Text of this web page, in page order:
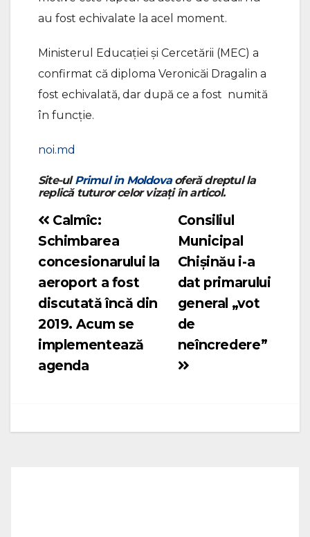
au fost echivalate la acel moment.
Ministerul Educației și Cercetării (MEC) a
confirmat că diploma Veronicăi Dragalin a
fost echivalată, dar după ce a fost numită
în funcție.
noi.md
Site-ulPrimul in Moldovaoferă dreptul la
replică tuturor celor vizați în articol.
Navigare
în
Consiliul
Municipal
Chișinău i-a
dat primarului
general „vot
de
neîncredere”
Calmîc:
Schimbarea
concesionarului la
aeroport a fost
discutată încă din
2019. Acum se
implementează
agenda